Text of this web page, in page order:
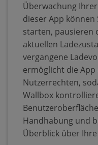
Überwachung
dieser App können
starten, pausieren
aktuellen
vergangene
ermöglicht die
Nutzerrechten,
Wallbox
Handhabung und
Überblick über